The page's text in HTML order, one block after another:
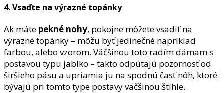
4. Vsaďte na výrazné topánky
Ak máte pekné nohy, pokojne môžete vsadiť na
výrazné topánky – môžu byť jedinečné napríklad
farbou, alebo vzorom. Väčšinou toto radím dámam s
postavou typu jablko – takto odpútajú pozornosť od
širšieho pásu a upriamia ju na spodnú časť nôh, ktoré
bývajú pri tomto type postavy väčšinou štíhle.